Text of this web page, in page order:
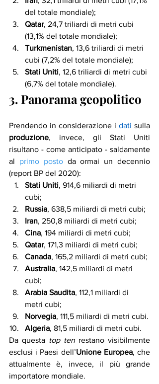
del totale mondiale);
Qatar, 24,7 triliardi di metri cubi
(13,1% del totale mondiale);
Turkmenistan, 13,6 triliardi di metri
cubi (7,2% del totale mondiale);
Stati Uniti, 12,6 triliardi di metri cubi
(6,7% del totale mondiale).
3. Panorama geopolitico
Prendendo in considerazione i dati
produzione, invece, gli Stati Uniti
risultano - come anticipato - saldamente
al primo posto da ormai un decennio
(report BP del 2020):
Stati Uniti, 914,6 miliardi di metri
cubi;
Russia, 638,5 miliardi di metri cubi;
Iran, 250,8 miliardi di metri cubi;
Cina, 194 miliardi di metri cubi;
Qatar, 171,3 miliardi di metri cubi;
Canada, 165,2 miliardi di metri cubi;
Australia, 142,5 miliardi di metri
cubi;
Arabia Saudita, 112,1 miliardi di
metri cubi;
Norvegia, 111,5 miliardi di metri cubi.
Algeria, 81,5 miliardi di metri cubi.
Da questa top ten restano visibilmente
esclusi i Paesi dell’Unione Europea, che
attualmente è, invece, il più grande
importatore mondiale.